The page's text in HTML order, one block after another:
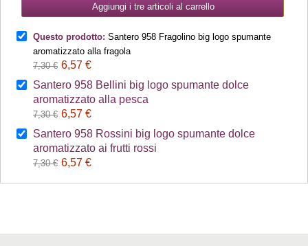
Aggiungi i tre articoli al carrello
Questo prodotto: Santero 958 Fragolino big logo spumante
aromatizzato alla fragola
7,30 € 6,57 €
Santero 958 Bellini big logo spumante dolce
aromatizzato alla pesca
7,30 € 6,57 €
Santero 958 Rossini big logo spumante dolce
aromatizzato ai frutti rossi
7,30 € 6,57 €